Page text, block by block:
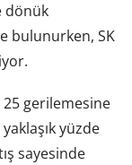
dönük
bulunurken, SK
25 gerilemesine
yüzde
sayesinde